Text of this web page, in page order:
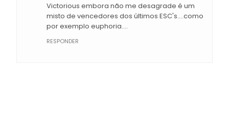
Victorious embora não me desagrade é um
misto de vencedores dos últimos ESC's....como
por exemplo euphoria....
RESPONDER